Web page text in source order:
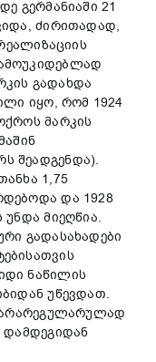
გერმანიაში 21
ძირითადად,
გადახდა
იყო, რომ 1924
მარკის
შეადგენდა).
1,75
და 1928
მიეღწია.
გადასახადები
ნაწილის
უწევდათ.
არარეგულარულად